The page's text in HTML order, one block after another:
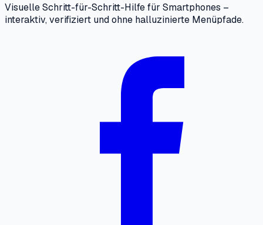
Visuelle Schritt-für-Schritt-Hilfe für Smartphones –
interaktiv, verifiziert und ohne halluzinierte Menüpfade.